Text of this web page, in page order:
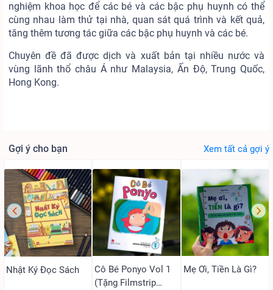
nghiệm khoa học để các bé và các bậc phụ huynh có thể
cùng nhau làm thử tại nhà, quan sát quá trình và kết quả,
tăng thêm tương tác giữa các bậc phụ huynh và các bé.
Chuyên đề đã được dịch và xuất bản tại nhiều nước và
vùng lãnh thổ châu Á như Malaysia, Ấn Độ, Trung Quốc,
Hong Kong.
Gợi ý cho bạn Xem tất cả gợi ý
Nhật Ký Đọc Sách
Cô Bé Ponyo Vol 1
(Tặng Filmstrip
Mẹ Ơi, Tiền Là Gì?